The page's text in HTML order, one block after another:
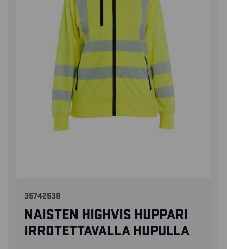
35742538
NAISTEN HIGHVIS HUPPARI
IRROTETTAVALLA HUPULLA